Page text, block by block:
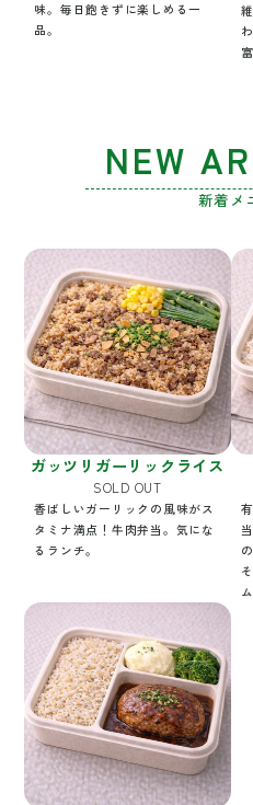
味。毎日飽きずに楽しめる一
品。
NEW
新着メ
ガッツリガーリックライス
SOLD OUT
香ばしいガーリックの風味がス
タミナ満点！牛肉弁当。気にな
るランチ。